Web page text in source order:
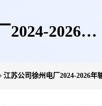
2024-2026年
江苏公司徐州电厂2024-2026